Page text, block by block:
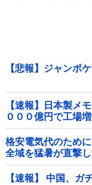
【悲報】ジャンポ
【速報】日本製メ
０００億円で工場
格安電気代のため
全域を猛暑が直撃
【速報】 中国、ガ